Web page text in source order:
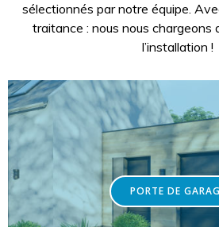
sélectionnés par notre équipe.
traitance : nous nous chargeons
l’installation !
PORTE DE